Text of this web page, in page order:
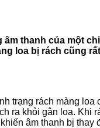
thanh của một
loa bị rách cũng
trạng rách màng loa
ra khỏi gân loa.
âm thanh bị thay